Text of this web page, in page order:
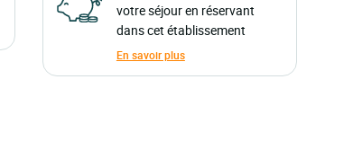
votre séjour en réservant
dans cet établissement
En savoir plus